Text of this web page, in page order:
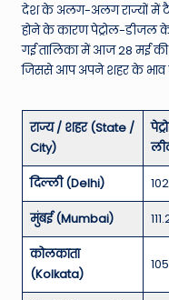
देश के अलग-अलग राज्यों में
होने के कारण पेट्रोल-डीजल
गई तालिका में आज 28 मई की
जिससे आप अपने शहर के भाव
राज्य / शहर (State /
City)
दिल्ली (Delhi)
मुंबई (Mumbai)
कोलकाता
(Kolkata)